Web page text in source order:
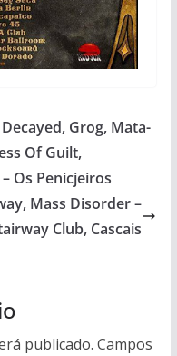
Grog, Mata-
Of Guilt,
Os Penicjeiros
Mass Disorder –
Club, Cascais
publicado. Campos